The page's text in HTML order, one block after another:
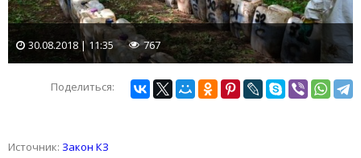
30.08.2018 | 11:35 767
Поделиться:
Источник: Закон КЗ